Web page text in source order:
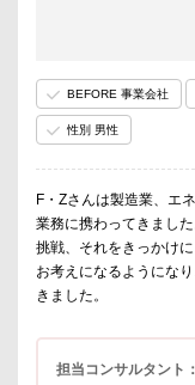
BEFORE 事業会社
性別 男性
F・Zさんは製造業、エ
業務に携わってきまし
挑戦、それをきっかけ
お考えになるようにな
きました。
担当コンサルタント